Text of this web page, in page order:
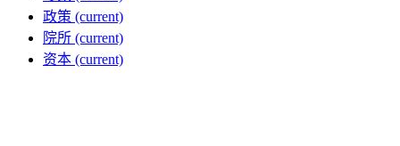
政策 (current)
院所 (current)
资本 (current)